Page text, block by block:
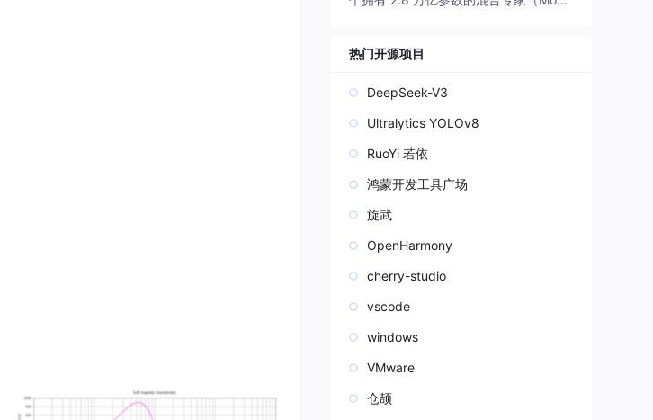
模态指令。
热门开源项目
DeepSeek-V3
Ultralytics YOLOv8
RuoYi 若依
鸿蒙开发工具广场
旋武
OpenHarmony
cherry-studio
vscode
windows
VMware
仓颉